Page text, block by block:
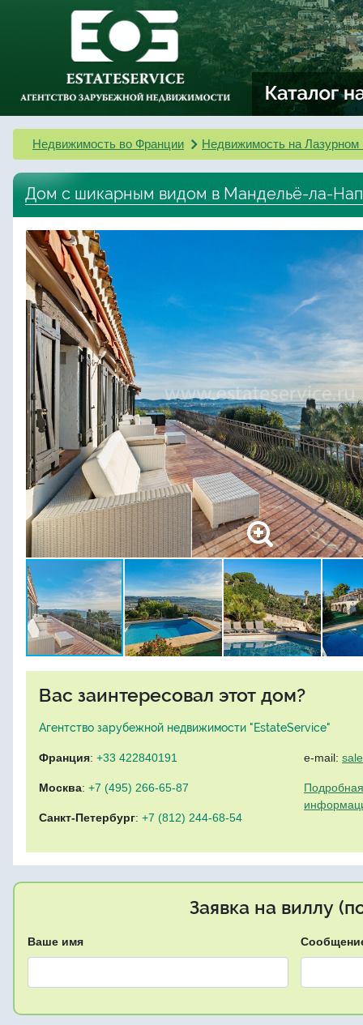
Недвижимость во Франции Недвижимость на Лазурном
Дом с шикарным видом в Мандельё-ла-
Вас заинтересовал этот дом?
Агентство зарубежной недвижимости "EstateService"
Франция: +33 422840191
Москва: +7 (495) 266-65-87
Санкт-Петербург: +7 (812) 244-68-54
e-mail:
Заявка на виллу
Ваше имя